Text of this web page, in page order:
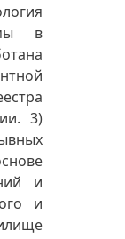
в
3)
и
и